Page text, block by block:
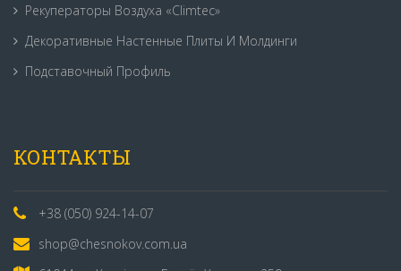
Рекуператоры Воздуха «Climtec»
Декоративные Настенные Плиты И Молдинги
Подставочный Профиль
КОНТАКТЫ
+38 (050) 924-14-07
shop@chesnokov.com.ua